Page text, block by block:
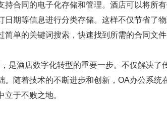
合同的电子化存储和管理。酒店可以将所
期等信息进行分类存储。这样不仅节省了
单的关键词搜索，快速找到所需的合同文
是酒店数字化转型的重要一步。不仅解决了
随着技术的不断进步和创新， OA办公系统
于不败之地。